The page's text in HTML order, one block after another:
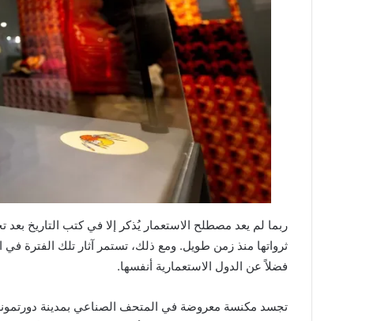
ربما لم يعد مصطلح الاستعمار يُذكر إلا في كتب التاريخ بعد
ثرواتها منذ زمن طويل. ومع ذلك، تستمر آثار تلك الفترة في
فضلاً عن الدول الاستعمارية أنفسها.
تجسد مكنسة معروضة في المتحف الصناعي بمدينة دورتموند